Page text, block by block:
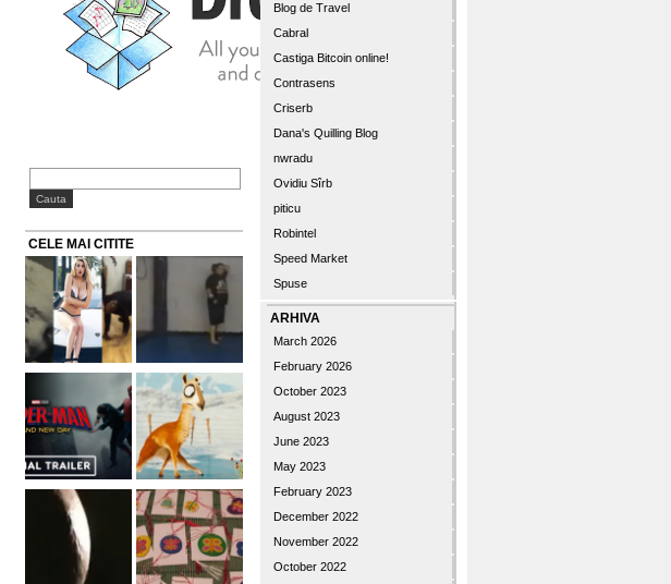
CELE MAI CITITE
Blog de Travel
Cabral
Castiga Bitcoin online!
Contrasens
Criserb
Dana's Quilling Blog
nwradu
Ovidiu Sîrb
piticu
Robintel
Speed Market
Spuse
ARHIVA
March 2026
February 2026
October 2023
August 2023
June 2023
May 2023
February 2023
December 2022
November 2022
October 2022